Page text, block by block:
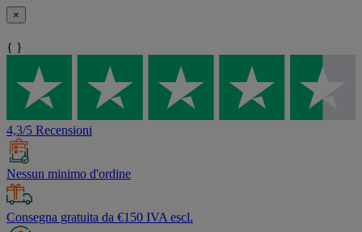
×
{ }
4,3/5 Recensioni
Nessun minimo d'ordine
Consegna gratuita da €150 IVA escl.